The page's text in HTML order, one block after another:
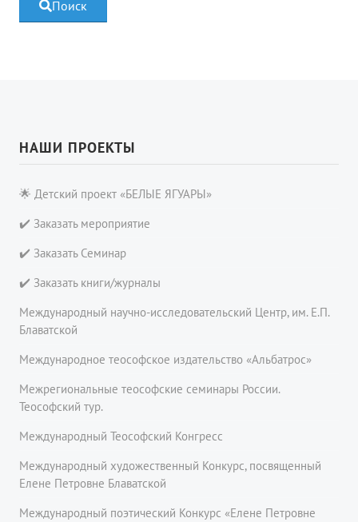
Поиск
НАШИ ПРОЕКТЫ
🌟 Детский проект «БЕЛЫЕ ЯГУАРЫ»
✔️ Заказать мероприятие
✔️ Заказать Семинар
✔️ Заказать книги/журналы
Международный научно-исследовательский Центр, им. Е.П.
Блаватской
Международное теософское издательство «Альбатрос»
Межрегиональные теософские семинары России.
Теософский тур.
Международный Теософский Конгресс
Международный художественный Конкурс, посвященный
Елене Петровне Блаватской
Международный поэтический Конкурс «Елене Петровне